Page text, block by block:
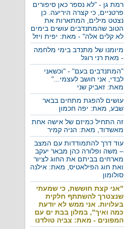
רמת גן - "לא נספר כאן סיפורים
פרטניים, כי קצרה היריעה. כן
נצטט מילים, המתארות את
הטוב שהמתנדבים עושים בימים
לא קלים אלה" - מאת: יפית ויזל
מיומנו של מתנדב בימי מלחמה
- מאת רני רוגל
"המתנדבים בעם" - "וכשאני
לבדי, אני חושב לעצמי..."
מאת: זאביק שני
עושים להפגת מתחים בבאר
שבע, מאת: יפה חכמון
זה התחיל כמיזם של אישה אחת
מאשדוד, מאת: הניה קמיר
עוד דרך להתמודדות עם המצב
– משה ופלורה כהן מבאר יעקב
מארחים בביתם את החוג לציור
ואת חוג הפילאטיס, מאת: אילנה
סולומון
"אני קצת חוששת, כי שמעתי
שנצטרך להשתתף חלקית
בעלויות. אני ממש לא יודעת
כמה ואיך", במלון בבת ים עם
המפונים - מאת: צביה טולדנו